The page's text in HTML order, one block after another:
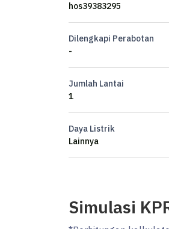
hos39383295
Dilengkapi Perabotan
-
Jumlah Lantai
1
Daya Listrik
Lainnya
Simulasi